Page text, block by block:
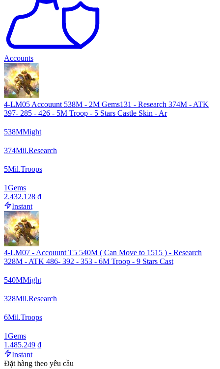
Accounts
4-LM05 Accouunt 538M - 2M Gems131 - Research 374M - ATK
397- 285 - 426 - 5M Troop - 5 Stars Castle Skin - Ar
538MMight
374Mil.Research
5Mil.Troops
1Gems
2.432.128 ₫
Instant
4-LM07 - Accouunt T5 540M ( Can Move to 1515 ) - Research
328M - ATK 486- 392 - 353 - 6M Troop - 9 Stars Cast
540MMight
328Mil.Research
6Mil.Troops
1Gems
1.485.249 ₫
Instant
Đặt hàng theo yêu cầu